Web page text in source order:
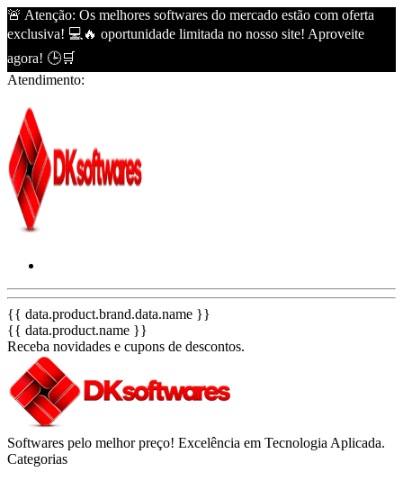
🚨 Atenção: Os melhores softwares do mercado estão com oferta
exclusiva! 💻🔥 oportunidade limitada no nosso site! Aproveite
agora! 🕒🛒
Atendimento:
{{ data.product.brand.data.name }}
{{ data.product.name }}
Receba novidades e cupons de descontos.
Softwares pelo melhor preço! Excelência em Tecnologia Aplicada.
Categorias